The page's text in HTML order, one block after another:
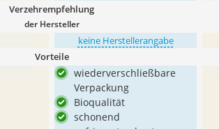
Verzehrempfehlung
der Hersteller
keine Herstellerangabe
Vorteile
wiederverschließbare
Verpackung
Bioqualität
schonend